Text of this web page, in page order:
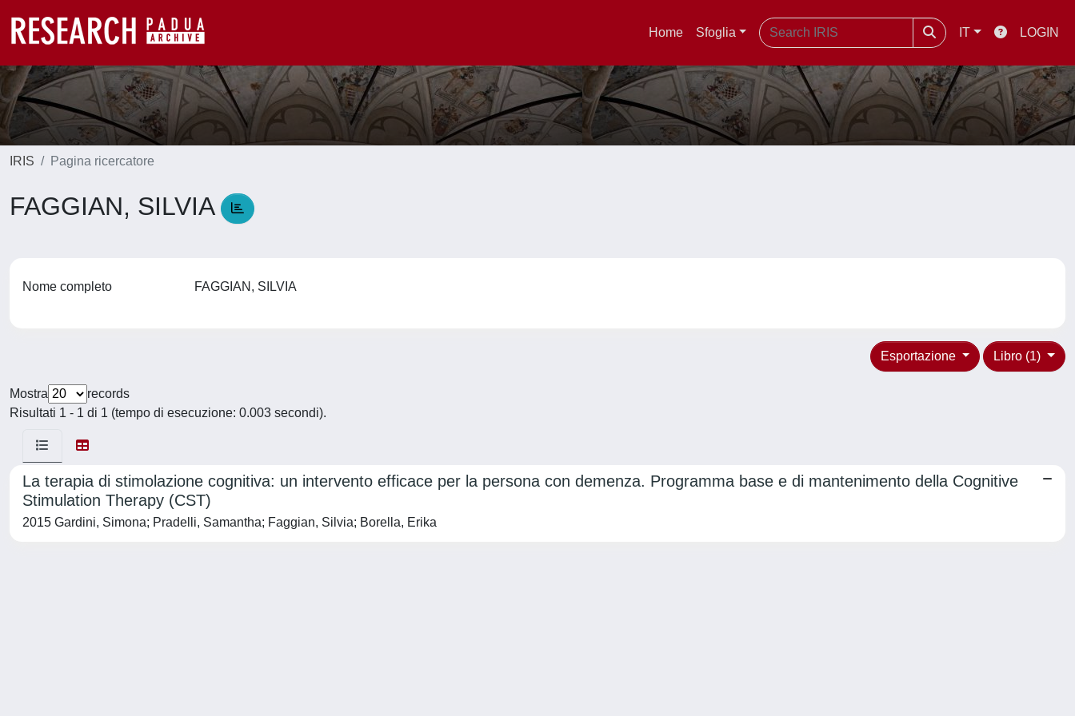
Home Sfoglia IT LOGIN
IRIS Pagina ricercatore
FAGGIAN, SILVIA
Nome completo FAGGIAN, SILVIA
Libro (1)
Esportazione
Mostra
records
Risultati 1 - 1 di 1 (tempo di esecuzione: 0.003 secondi).
La terapia di stimolazione cognitiva: un intervento efficace per la persona con demenza. Programma base e di mantenimento della Cognitive
Stimulation Therapy (CST)
2015 Gardini, Simona; Pradelli, Samantha; Faggian, Silvia; Borella, Erika